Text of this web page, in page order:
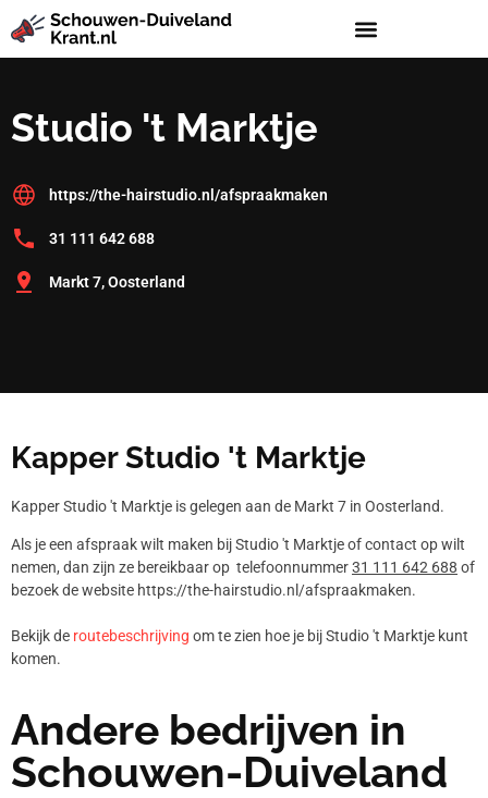
Studio 't Marktje
https://the-hairstudio.nl/afspraakmaken
31 111 642 688
Markt 7, Oosterland
Kapper Studio 't Marktje
Kapper Studio 't Marktje is gelegen aan de Markt 7 in Oosterland.
Als je een afspraak wilt maken bij Studio 't Marktje of contact op wilt
nemen, dan zijn ze bereikbaar op telefoonnummer31 111 642 688 of
bezoek de website https://the-hairstudio.nl/afspraakmaken.
Bekijk de routebeschrijving om te zien hoe je bij Studio 't Marktje kunt
komen.
Andere bedrijven in
Schouwen-Duiveland